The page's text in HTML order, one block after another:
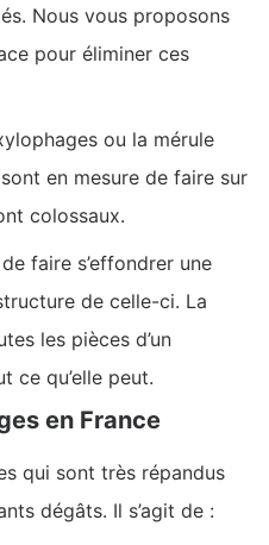
Nous vous proposons
pour éliminer ces
ou la mérule
en mesure de faire sur
colossaux.
faire s’effondrer une
de celle-ci. La
les pièces d’un
ce qu’elle peut.
en France
qui sont très répandus
dégâts. Il s’agit de :